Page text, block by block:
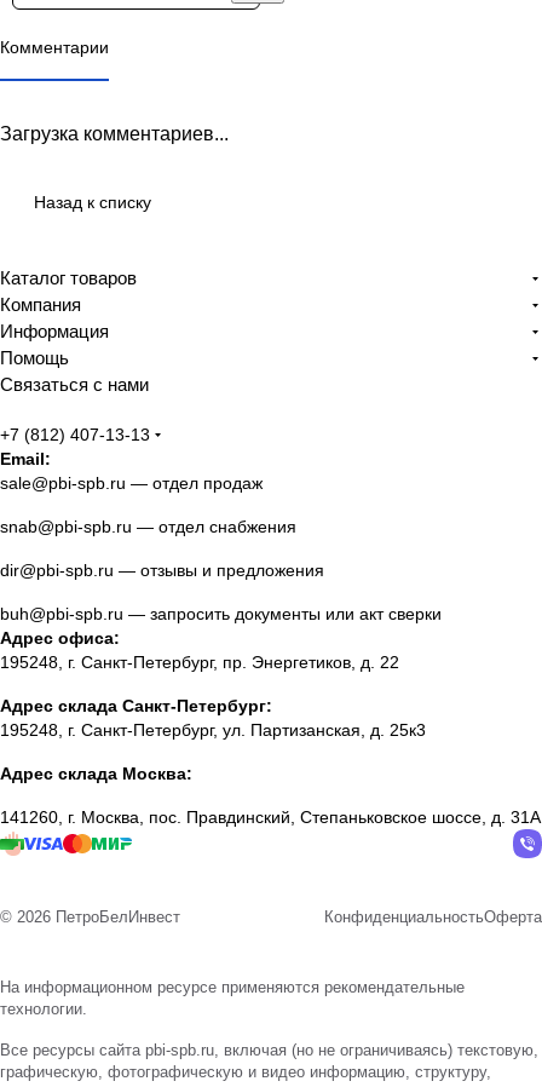
Комментарии
Загрузка комментариев...
Назад к списку
Каталог товаров
Компания
Информация
Помощь
Связаться с нами
+7 (812) 407-13-13
Email:
sale@pbi-spb.ru — отдел продаж
snab@pbi-spb.ru — отдел снабжения
dir@pbi-spb.ru — отзывы и предложения
buh@pbi-spb.ru — запросить документы или акт сверки
Адрес офиса:
195248, г. Санкт-Петербург, пр. Энергетиков, д. 22
Адрес склада Санкт-Петербург:
195248, г. Санкт-Петербург, ул. Партизанская, д. 25к3
Адрес склада Москва:
141260, г. Москва, пос. Правдинский, Степаньковское шоссе, д. 31А
© 2026 ПетроБелИнвест КонфиденциальностьОферта
На информационном ресурсе применяются рекомендательные
технологии.
Все ресурсы сайта pbi-spb.ru, включая (но не ограничиваясь) текстовую,
графическую, фотографическую и видео информацию, структуру,